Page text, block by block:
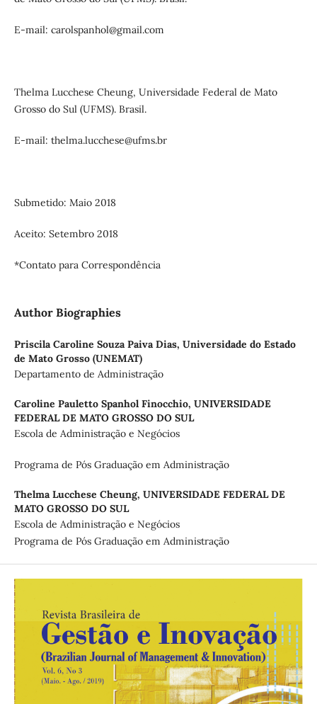
E-mail: carolspanhol@gmail.com
Thelma Lucchese Cheung, Universidade Federal de Mato
Grosso do Sul (UFMS). Brasil.
E-mail: thelma.lucchese@ufms.br
Submetido: Maio 2018
Aceito: Setembro 2018
*Contato para Correspondência
Author Biographies
Priscila Caroline Souza Paiva Dias, Universidade do Estado
de Mato Grosso (UNEMAT)
Departamento de Administração
Caroline Pauletto Spanhol Finocchio, UNIVERSIDADE
FEDERAL DE MATO GROSSO DO SUL
Escola de Administração e Negócios
Programa de Pós Graduação em Administração
Thelma Lucchese Cheung, UNIVERSIDADE FEDERAL DE
MATO GROSSO DO SUL
Escola de Administração e Negócios
Programa de Pós Graduação em Administração